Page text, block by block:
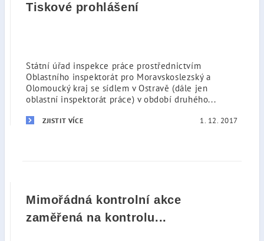
Tiskové prohlášení
Státní úřad inspekce práce prostřednictvím
Oblastního inspektorát pro Moravskoslezský a
Olomoucký kraj se sídlem v Ostravě (dále jen
oblastní inspektorát práce) v období druhého...
ZJISTIT VÍCE 1. 12. 2017
Mimořádná kontrolní akce
zaměřená na kontrolu...